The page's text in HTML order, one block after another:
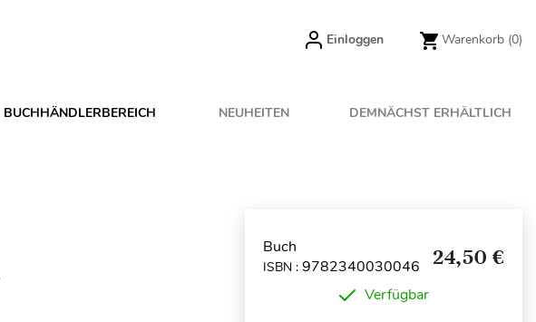
Einloggen Warenkorb (0)
BUCHHÄNDLERBEREICH NEUHEITEN DEMNÄCHST ERHÄLTLICH
Buch
ISBN : 9782340030046 24,50 €
Verfügbar